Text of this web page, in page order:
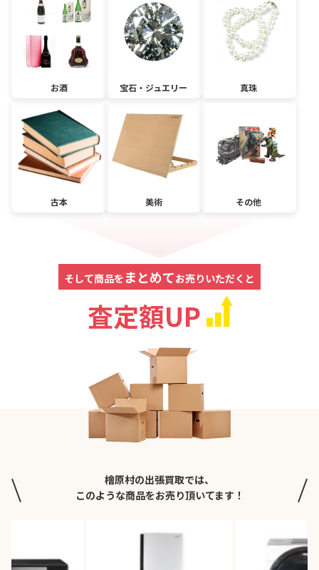
お酒 宝石・ジュエリー 真珠
古本 美術 その他
そして商品を まとめてお売りいただくと
査定額UP
檜原村の出張買取では、
このような商品をお売り頂いてます！